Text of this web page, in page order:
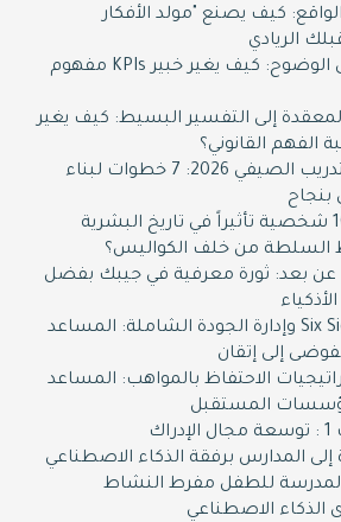
كيف يصنع "مولد الأفكار
الريادي
من الفوضى إلى الوضوح: كيف يغير خبير KPIs مفهوم
إلى التفسير البسيط: كيف يغير
الفهم القانوني؟
من معسكر التدريب الصيفي 2026: 7 خطوات لبناء
بنجاح
السلطة من خلف الكواليس؟
عن بعد: ثورة معرفية في جيبك بفضل
منهجيات Six Sigma وإدارة الجودة الشاملة: المساعد
إلى إتقان
الاحتفاظ بالمواهب: المساعد
مؤسسات المستقبل
إلى المدارس برفقة الذكاء الاصطناعي
للطفل مفرط النشاط
الاصطناعي